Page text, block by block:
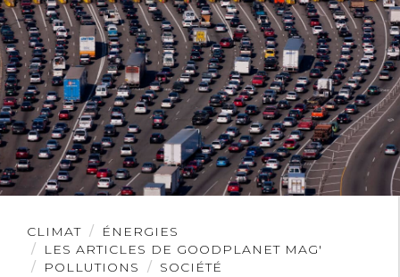
CLIMAT
ÉNERGIES
LES ARTICLES DE GOODPLANET MAG'
POLLUTIONS
SOCIÉTÉ
Lire
l'article